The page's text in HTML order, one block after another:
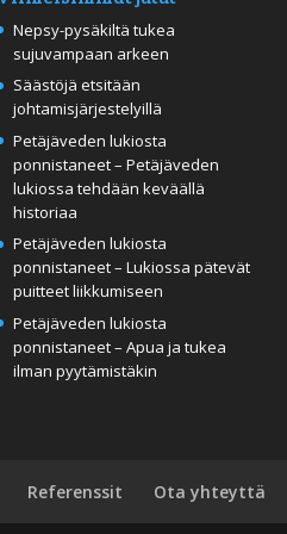
Nepsy-pysäkiltä tukea
sujuvampaan arkeen
Säästöjä etsitään
johtamisjärjestelyillä
Petäjäveden lukiosta
ponnistaneet – Petäjäveden
lukiossa tehdään keväällä
historiaa
Petäjäveden lukiosta
ponnistaneet – Lukiossa pätevät
puitteet liikkumiseen
Petäjäveden lukiosta
ponnistaneet – Apua ja tukea
ilman pyytämistäkin
Referenssit Ota yhteyttä